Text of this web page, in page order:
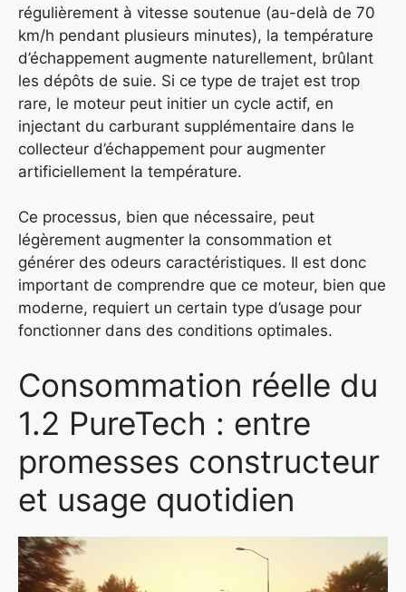
régulièrement à vitesse soutenue (au-delà de 70
km/h pendant plusieurs minutes), la température
d’échappement augmente naturellement, brûlant
les dépôts de suie. Si ce type de trajet est trop
rare, le moteur peut initier un cycle actif, en
injectant du carburant supplémentaire dans le
collecteur d’échappement pour augmenter
artificiellement la température.
Ce processus, bien que nécessaire, peut
légèrement augmenter la consommation et
générer des odeurs caractéristiques. Il est donc
important de comprendre que ce moteur, bien que
moderne, requiert un certain type d’usage pour
fonctionner dans des conditions optimales.
Consommation réelle du
1.2 PureTech : entre
promesses constructeur
et usage quotidien